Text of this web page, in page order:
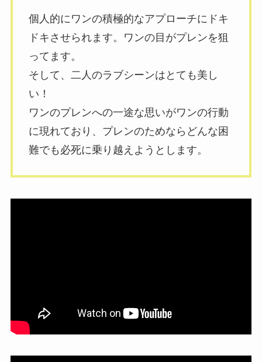
個人的にワンの積極的なアプローチにドキ
ドキさせられます。ワンの目がプレンを狙
ってます。
そして、二人のラブシーンはとても美し
い！
ワンのプレンへの一途な思いがワンの行動
に現れており、プレンのためならどんな困
難でも必死に乗り越えようとします。